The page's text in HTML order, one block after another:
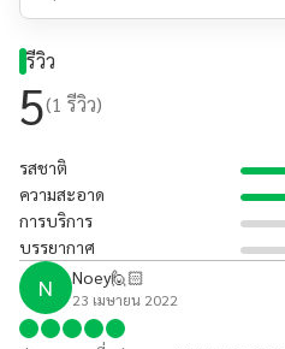
รีวิว
5(1 รีวิว)
รสชาติ
ความสะอาด
การบริการ
บรรยากาศ
N Noey🙋🏻
23 เมษายน 2022